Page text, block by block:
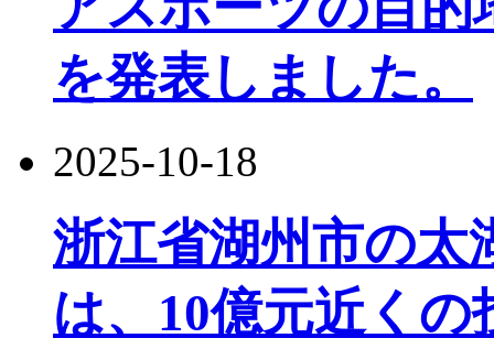
を発表しました。
2025-10-18
浙江省湖州市の太
は、10億元近く